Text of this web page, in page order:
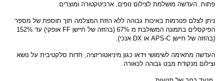
פתוח. העדשה מושלמת לצילום נופים, ארכיטקטורה ומוצרים.
ניתן לצלם פנורמות באיכות גבוהה ללא הזזת המצלמה תוך תוספת של מספר
הפיקסלים בתמונה המשולבת מ 67% ( בהזזה של חיישן FF אופקי) עד 152%
(בהזזה של חיישן APS-C או DX אנכי).
העדשה מתאימה לשימושי וידאו כגון מיניאטוריזציה, חדות סלקטיבית על נושא
וצילום מנקודת מבט גבוהה לכאורה.